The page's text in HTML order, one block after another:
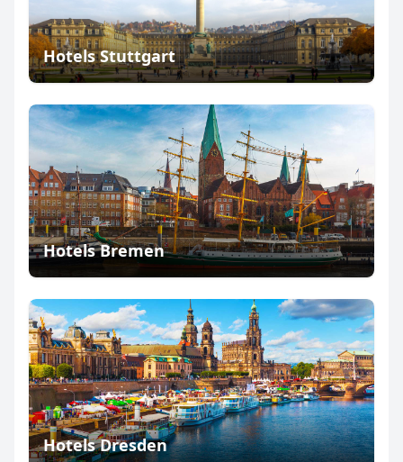
Hotels Stuttgart
Hotels Bremen
Hotels Dresden